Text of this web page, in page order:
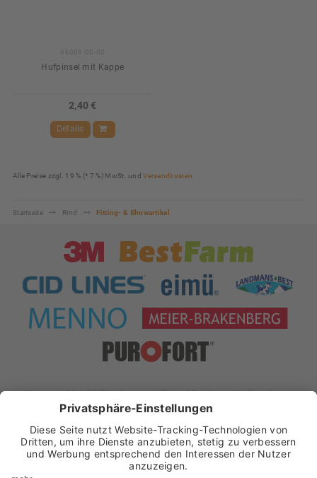
Hufpinsel mit Kappe
2,40 €
Details
Alle Preise zzgl. 19 % (* 7 %) MwSt. undVersandkosten
Startseite Rind Fitting- & Showartikel
xt:Commerce 5.1.4 © 2019 xt:Commerce| Theme & Development byTeam Progress
Impressum
Datenschutz